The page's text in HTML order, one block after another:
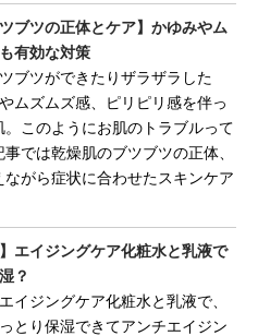
ツブツの正体とケア】かゆみやム
有効な対策
ブツができたりザラザラした
ムズムズ感、ピリピリ感を伴っ
このようにお肌のトラブルって
では乾燥肌のブツブツの正体、
がら症状に合わせたスキンケア
】エイジングケア化粧水と乳液で
？
イジングケア化粧水と乳液で、
とり保湿できてアンチエイジン